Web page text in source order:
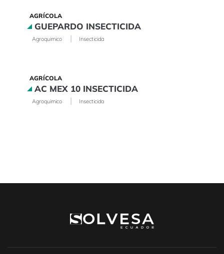
AGRÍCOLA
GUEPARDO INSECTICIDA
Agroquimico | Insecticida
AGRÍCOLA
AC MEX 10 INSECTICIDA
Agroquimico | Insecticida